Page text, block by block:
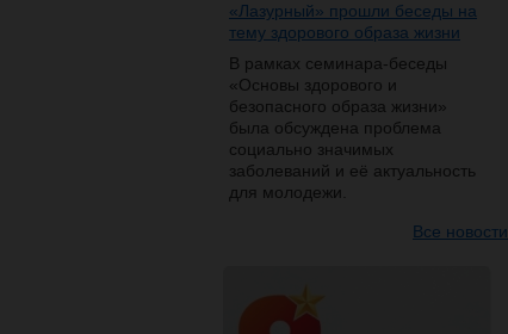
«Лазурный» прошли беседы на
тему здорового образа жизни
В рамках семинара-беседы
«Основы здорового и
безопасного образа жизни»
была обсуждена проблема
социально значимых
заболеваний и её актуальность
для молодежи.
Все новости